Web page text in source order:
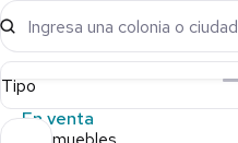
Ingresa una colonia o ciudad
Tipo
En venta